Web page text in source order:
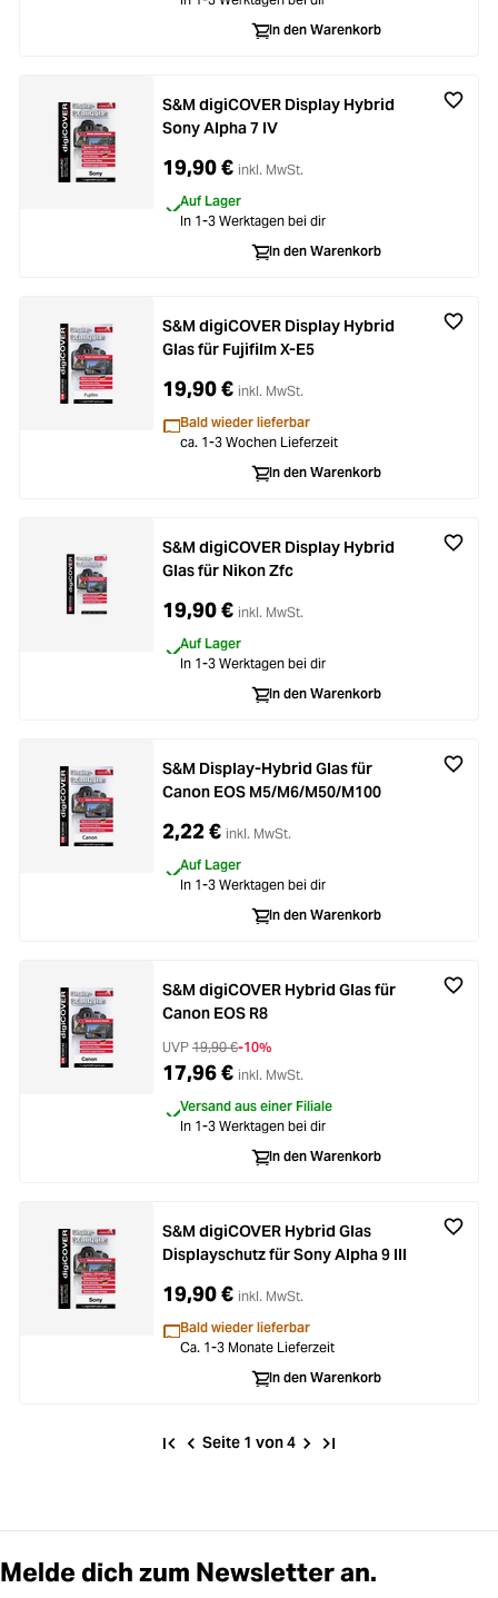
In den Warenkorb
S&M digiCOVER Display Hybrid
Sony Alpha 7 IV
19,90 € inkl. MwSt.
Auf Lager
In 1-3 Werktagen bei dir
In den Warenkorb
S&M digiCOVER Display Hybrid
Glas für Fujifilm X-E5
19,90 € inkl. MwSt.
Bald wieder lieferbar
ca. 1-3 Wochen Lieferzeit
In den Warenkorb
S&M digiCOVER Display Hybrid
Glas für Nikon Zfc
19,90 € inkl. MwSt.
Auf Lager
In 1-3 Werktagen bei dir
In den Warenkorb
S&M Display-Hybrid Glas für
Canon EOS M5/M6/M50/M100
2,22 € inkl. MwSt.
Auf Lager
In 1-3 Werktagen bei dir
In den Warenkorb
S&M digiCOVER Hybrid Glas für
Canon EOS R8
UVP 19,90 €-10%
17,96 € inkl. MwSt.
Versand aus einer Filiale
In 1-3 Werktagen bei dir
In den Warenkorb
S&M digiCOVER Hybrid Glas
Displayschutz für Sony Alpha 9 III
19,90 € inkl. MwSt.
Bald wieder lieferbar
Ca. 1-3 Monate Lieferzeit
In den Warenkorb
Seite 1 von 4
Melde dich zum Newsletter an.